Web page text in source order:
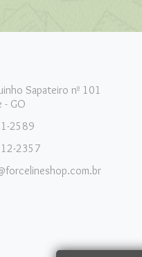
Sapateiro nº 101
- GO
2589
2357